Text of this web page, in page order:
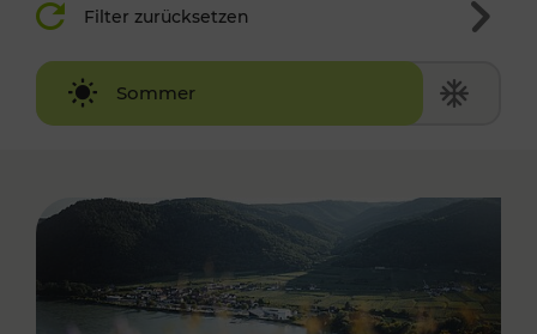
Filter zurücksetzen
Sommer
Winter